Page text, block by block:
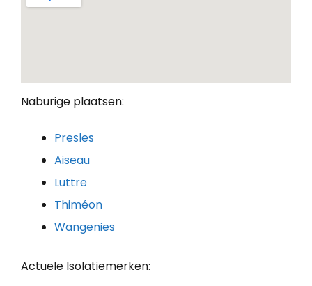
Naburige plaatsen:
Presles
Aiseau
Luttre
Thiméon
Wangenies
Actuele Isolatiemerken: